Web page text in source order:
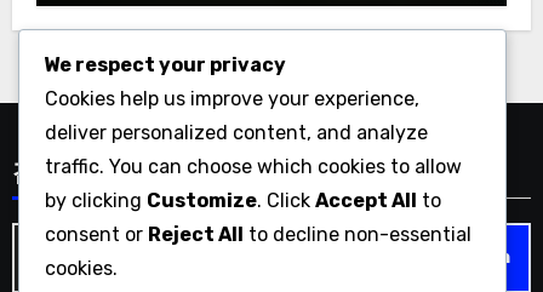
검색
Search
We respect your privacy
Cookies help us improve your experience,
deliver personalized content, and analyze
traffic. You can choose which cookies to allow
by clicking Customize. Click Accept All to
consent or Reject All to decline non-essential
cookies.